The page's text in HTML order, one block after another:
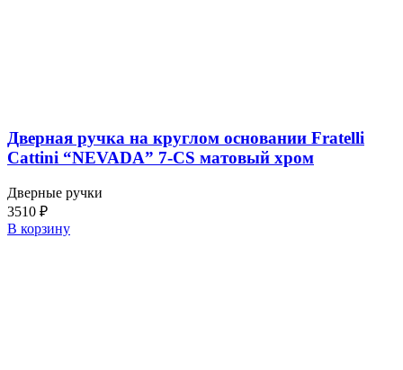
Дверная ручка на круглом основании Fratelli
Cattini “NEVADA” 7-CS матовый хром
Дверные ручки
3510 ₽
В корзину